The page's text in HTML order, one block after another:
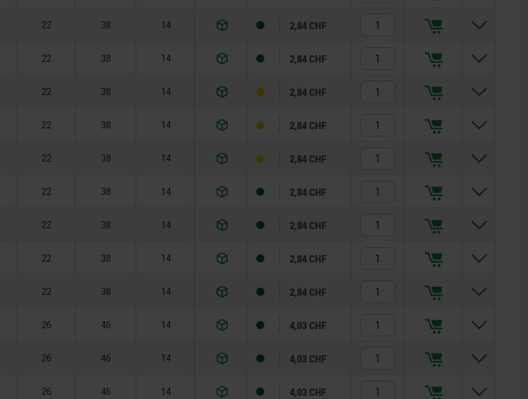
22 38 14 2,84 CHF
22 38 14 2,84 CHF
22 38 14 2,84 CHF
22 38 14 2,84 CHF
22 38 14 2,84 CHF
22 38 14 2,84 CHF
22 38 14 2,84 CHF
22 38 14 2,84 CHF
22 38 14 2,84 CHF
26 46 14 4,03 CHF
26 46 14 4,03 CHF
26 46 14 4,03 CHF